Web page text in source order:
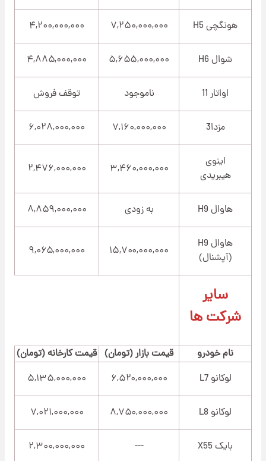
هونگچی H5 ۷,۲۵۰,۰۰۰,۰۰۰ ۴,۲۰۰,۰۰۰,۰۰۰
شوال H6 ۵,۶۵۵,۰۰۰,۰۰۰ ۴,۸۸۵,۰۰۰,۰۰۰
اواتار 11 ناموجود توقف فروش
مزدا3 ۷,۱۶۰,۰۰۰,۰۰۰ ۶,۰۲۸,۰۰۰,۰۰۰
اینوی
هیبریدی
۳,۴۶۰,۰۰۰,۰۰۰ ۲,۴۷۶,۰۰۰,۰۰۰
هاوال H9 به زودی ۸,۸۵۹,۰۰۰,۰۰۰
هاوال H9
(آپشنال)
۱۵,۷۰۰,۰۰۰,۰۰۰ ۹,۰۶۵,۰۰۰,۰۰۰
سایر
شرکت ها
نام خودرو قیمت بازار (تومان) قیمت کارخانه (تومان)
لوکانو L7
۶,۵۲۰,۰۰۰,۰۰۰ ۵,۱۳۵,۰۰۰,۰۰۰
لوکانو L8 ۸,۷۵۰,۰۰۰,۰۰۰ ۷,۰۲۱,۰۰۰,۰۰۰
بایک X55 --- ۲,۳۰۰,۰۰۰,۰۰۰